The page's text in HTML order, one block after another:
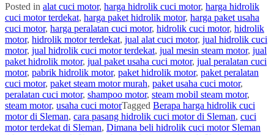
Posted in alat cuci motor, harga hidrolik cuci motor, harga hidrolik
cuci motor terdekat, harga paket hidrolik motor, harga paket usaha
cuci motor, harga peralatan cuci motor, hidrolik cuci motor, hidrolik
motor, hidrolik motor terdekat, jual alat cuci motor, jual hidrolik cuci
motor, jual hidrolik cuci motor terdekat, jual mesin steam motor, jual
paket hidrolik motor, jual paket usaha cuci motor, jual peralatan cuci
motor, pabrik hidrolik motor, paket hidrolik motor, paket peralatan
cuci motor, paket steam motor murah, paket usaha cuci motor,
peralatan cuci motor, shampoo motor, steam mobil steam motor,
steam motor, usaha cuci motorTagged Berapa harga hidrolik cuci
motor di Sleman, cara pasang hidrolik cuci motor di Sleman, cuci
motor terdekat di Sleman, Dimana beli hidrolik cuci motor Sleman